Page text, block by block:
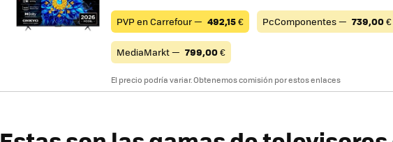
PVP en Carrefour — 492,15€ PcComponentes — 739,00€
MediaMarkt — 799,00€
El precio podría variar. Obtenemos comisión por estos enlaces